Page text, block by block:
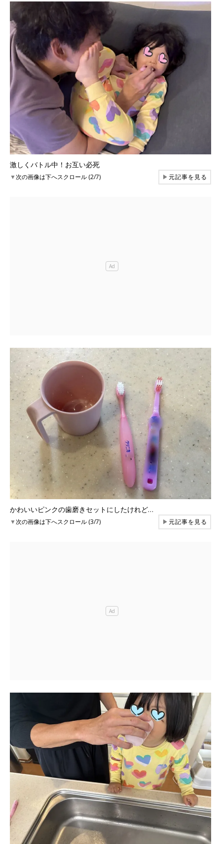
激しくバトル中！お互い必死
▼次の画像は下へスクロール (2/7) ▶元記事を見る
かわいいピンクの歯磨きセットにしたけれど…
▼次の画像は下へスクロール (3/7) ▶元記事を見る